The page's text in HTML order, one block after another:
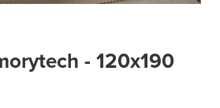
- 120x190